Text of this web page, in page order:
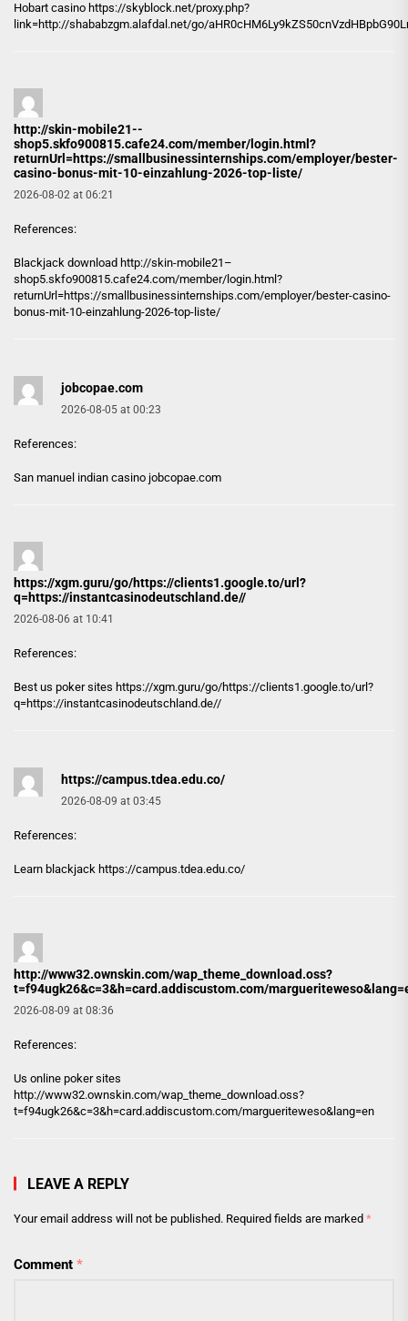
Hobart casino https://skyblock.net/proxy.php?
link=http://shababzgm.alafdal.net/go/
http://skin-mobile21--
shop5.skfo900815.cafe24.com/member/login.html?
returnUrl=https://smallbusinessinternships.com/employer/bester-
casino-bonus-mit-10-einzahlung-2026-top-liste/
2026-08-02 at 06:21
References:
Blackjack download http://skin-mobile21–
shop5.skfo900815.cafe24.com/member/login.html?
returnUrl=https://smallbusinessinternships.com/employer/bester-casino-
bonus-mit-10-einzahlung-2026-top-liste/
jobcopae.com
2026-08-05 at 00:23
References:
San manuel indian casino jobcopae.com
https://xgm.guru/go/https://clients1.google.to/url?
q=https://instantcasinodeutschland.de//
2026-08-06 at 10:41
References:
Best us poker sites https://xgm.guru/go/https://clients1.google.to/url?
q=https://instantcasinodeutschland.de//
https://campus.tdea.edu.co/
2026-08-09 at 03:45
References:
Learn blackjack https://campus.tdea.edu.co/
http://www32.ownskin.com/wap_theme_download.oss?
t=f94ugk26&c=3&h=card.addiscustom.com/
2026-08-09 at 08:36
References:
Us online poker sites
http://www32.ownskin.com/wap_theme_download.oss?
t=f94ugk26&c=3&h=card.addiscustom.com/margueriteweso&lang=en
LEAVE A REPLY
Your email address will not be published. Required fields are marked *
Comment *